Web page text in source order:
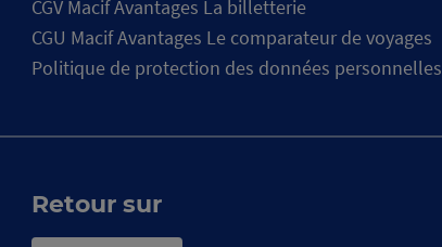
CGV Macif Avantages La billetterie
CGU Macif Avantages Le comparateur de voyages
Politique de protection des données personnelles
Retour sur